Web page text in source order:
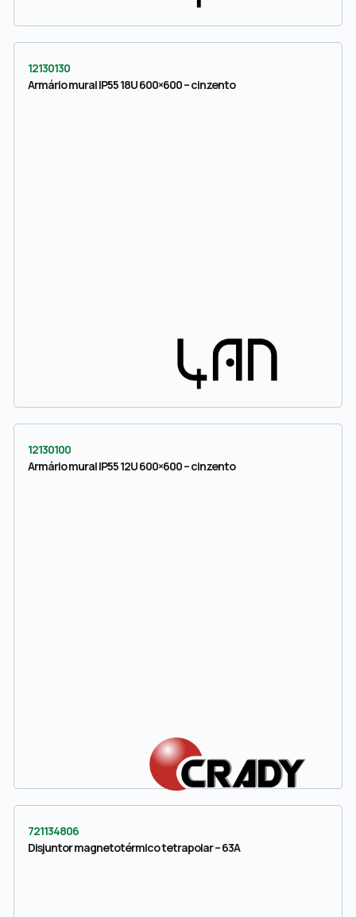
12130130
Armário mural IP55 18U 600×600 – cinzento
12130100
Armário mural IP55 12U 600×600 – cinzento
721134806
Disjuntor magnetotérmico tetrapolar – 63A